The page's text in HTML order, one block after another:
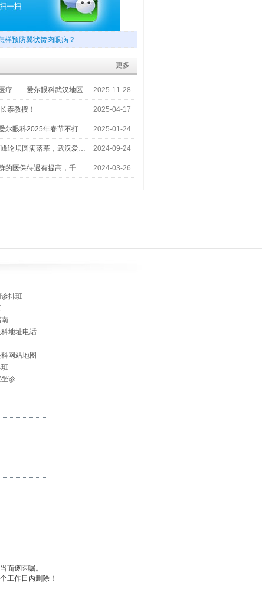
样预防翼状胬肉眼病？
更多
疗——爱尔眼科武汉地区 2025-11-28
泰教授！ 2025-04-17
尔眼科2025年春节不打… 2025-01-24
论坛圆满落幕，武汉爱… 2024-09-24
的医保待遇有提高，千… 2024-03-26
排班
南
地址电话
网站地图
坐诊
面遵医嘱。
工作日内删除！